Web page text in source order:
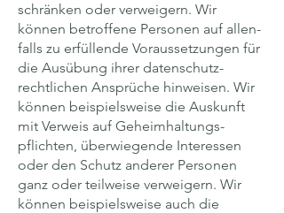
schränken oder ver­weigern. Wir
können betroffene Personen auf allen­
falls zu erfüllende Voraus­setzungen für
die Ausübung ihrer daten­schutz­
rechtlichen Ansprüche hinweisen. Wir
können beispiels­weise die Aus­kunft
mit Ver­weis auf Geheim­haltungs­
pflichten, überwiegende Inter­essen
oder den Schutz anderer Personen
ganz oder teil­weise verweigern. Wir
können beispielsweise auch die